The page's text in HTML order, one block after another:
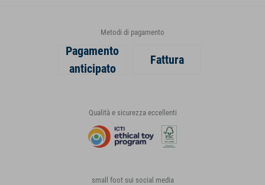
Metodi di pagamento
Pagamento
anticipato
Fattura
Qualità e sicurezza eccellenti
small foot sui social media